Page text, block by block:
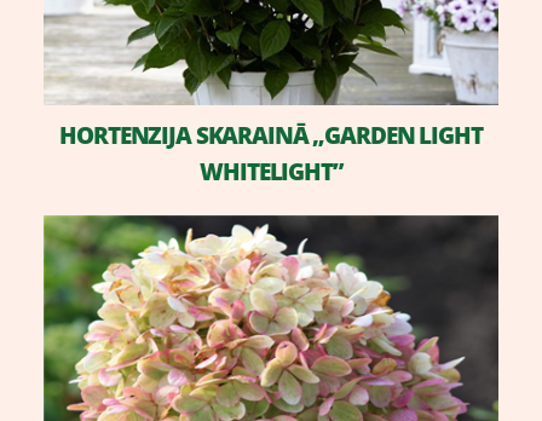
HORTENZIJA SKARAINĀ „GARDEN LIGHT
WHITELIGHT”